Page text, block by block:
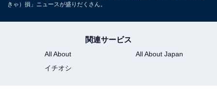
きゃ）損」ニュースが盛りだくさん。
関連サービス
All About
All About Japan
イチオシ